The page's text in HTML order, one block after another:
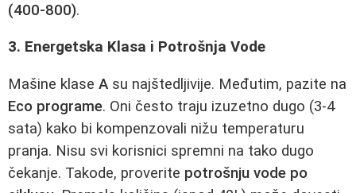
(400-800).
3. Energetska Klasa i Potrošnja Vode
Mašine klase A su najštedljivije. Međutim, pazite na
Eco programe. Oni često traju izuzetno dugo (3-4
sata) kako bi kompenzovali nižu temperaturu
pranja. Nisu svi korisnici spremni na tako dugo
čekanje. Takode, proverite potrošnju vode po